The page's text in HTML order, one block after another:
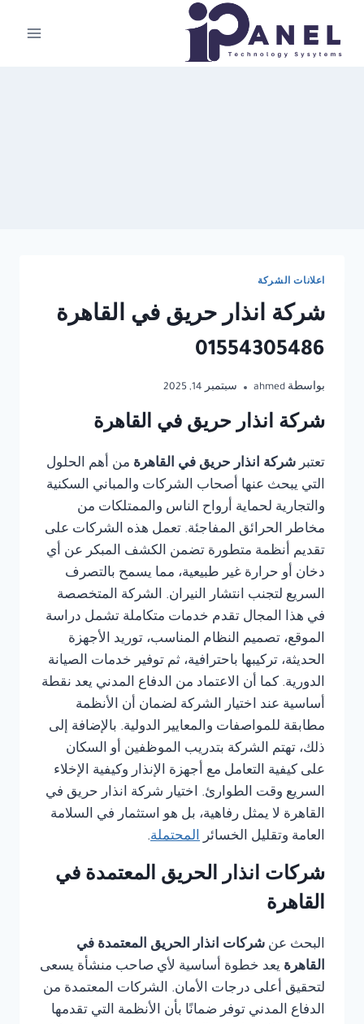
المحتوى
اعلانات الشركة
شركة انذار حريق في القاهرة
01554305486
بواسطة ahmed سبتمبر 14, 2025
شركة انذار حريق في القاهرة
تعتبر شركة انذار حريق في القاهرة من أهم الحلول
التي يبحث عنها أصحاب الشركات والمباني السكنية
والتجارية لحماية أرواح الناس والممتلكات من
مخاطر الحرائق المفاجئة. تعمل هذه الشركات على
تقديم أنظمة متطورة تضمن الكشف المبكر عن أي
دخان أو حرارة غير طبيعية، مما يسمح بالتصرف
السريع لتجنب انتشار النيران. الشركة المتخصصة
في هذا المجال تقدم خدمات متكاملة تشمل دراسة
الموقع، تصميم النظام المناسب، توريد الأجهزة
الحديثة، تركيبها باحترافية، ثم توفير خدمات الصيانة
الدورية. كما أن الاعتماد من الدفاع المدني يعد نقطة
أساسية عند اختيار الشركة لضمان أن الأنظمة
مطابقة للمواصفات والمعايير الدولية. بالإضافة إلى
ذلك، تهتم الشركة بتدريب الموظفين أو السكان
على كيفية التعامل مع أجهزة الإنذار وكيفية الإخلاء
السريع وقت الطوارئ. اختيار شركة انذار حريق في
القاهرة لا يمثل رفاهية، بل هو استثمار في السلامة
العامة وتقليل الخسائر المحتملة.
شركات انذار الحريق المعتمدة في
القاهرة
البحث عن شركات انذار الحريق المعتمدة في
القاهرة يعد خطوة أساسية لأي صاحب منشأة يسعى
لتحقيق أعلى درجات الأمان. الشركات المعتمدة من
الدفاع المدني توفر ضمانًا بأن الأنظمة التي تقدمها